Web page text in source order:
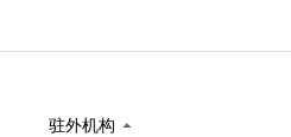
驻外机构